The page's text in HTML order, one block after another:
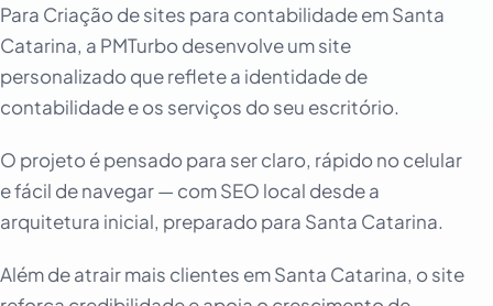
Para Criação de sites para contabilidade em Santa
Catarina, a PMTurbo desenvolve um site
personalizado que reflete a identidade de
contabilidade e os serviços do seu escritório.
O projeto é pensado para ser claro, rápido no celular
e fácil de navegar — com SEO local desde a
arquitetura inicial, preparado para Santa Catarina.
Além de atrair mais clientes em Santa Catarina, o site